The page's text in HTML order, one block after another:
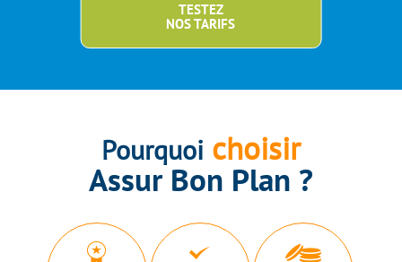
TESTEZ
NOS TARIFS
Pourquoi choisir
Assur Bon Plan ?